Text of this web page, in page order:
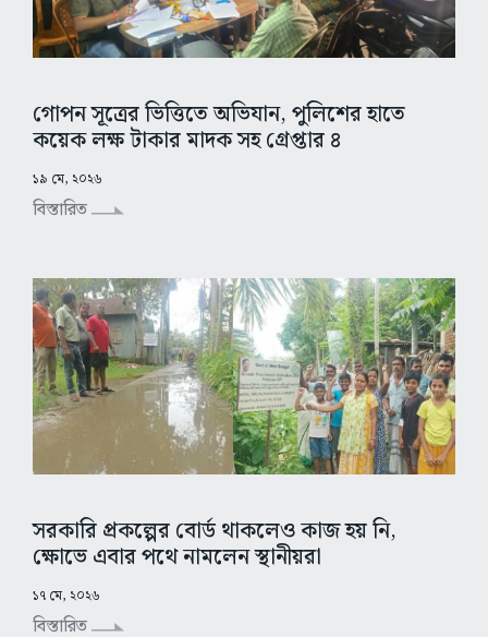
গোপন সূত্রের ভিত্তিতে অভিযান, পুলিশের হাতে
কয়েক লক্ষ টাকার মাদক সহ গ্রেপ্তার ৪
১৯ মে, ২০২৬
বিস্তারিত
সরকারি প্রকল্পের বোর্ড থাকলেও কাজ হয় নি,
ক্ষোভে এবার পথে নামলেন স্থানীয়রা
১৭ মে, ২০২৬
বিস্তারিত